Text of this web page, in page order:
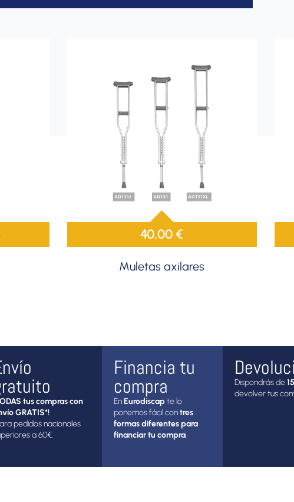
40,00€
Muletas axilares
tus compras con
GRATIS*!
pedidos nacionales
a 60€.
Financia tu
compra
EnEurodiscapte lo
ponemos fácil contres
formas diferentes para
financiar tu compra.
Dispondrás de
devolver tus